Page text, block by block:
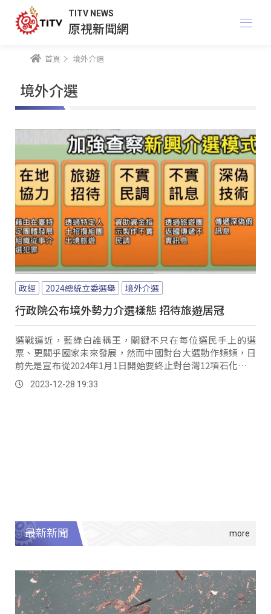
TITV NEWS
原視新聞網
首頁 境外介選
境外介選
政經 2024總統立委選舉 境外介選
行政院公布境外勢力介選樣態 招待旅遊居冠
選戰逼近，藍綠白誰稱王，關鍵不只在每位選民手上的選
票、更關乎國家未來發展，然而中國對台大選動作頻頻，日
前先是宣布從2024年1月1日開始要終止對台灣12項石化產品
的ECFA關稅減讓，不過早在去年6月以聲稱台灣石斑魚中驗
出禁藥為理由，無預警禁止台灣石斑魚進口，現在又在22日
2023-12-28 19:33
最新新聞